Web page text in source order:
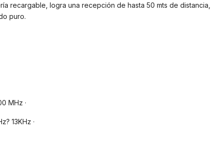
recargable, logra una recepción de hasta 50 mts de distancia,
puro.
MHz ·
13KHz ·